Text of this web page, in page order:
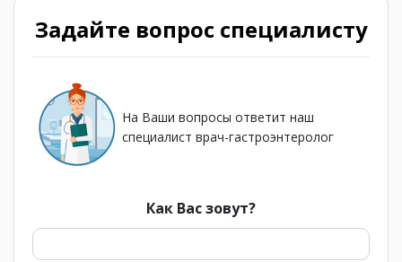
Задайте вопрос специалисту
На Ваши вопросы ответит наш
специалист врач-гастроэнтеролог
Как Вас зовут?